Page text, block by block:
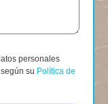
personales
su Política de